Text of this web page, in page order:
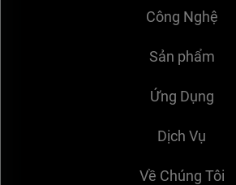
Công Nghệ
Sản phẩm
Ứng Dụng
Dịch Vụ
Về Chúng Tôi